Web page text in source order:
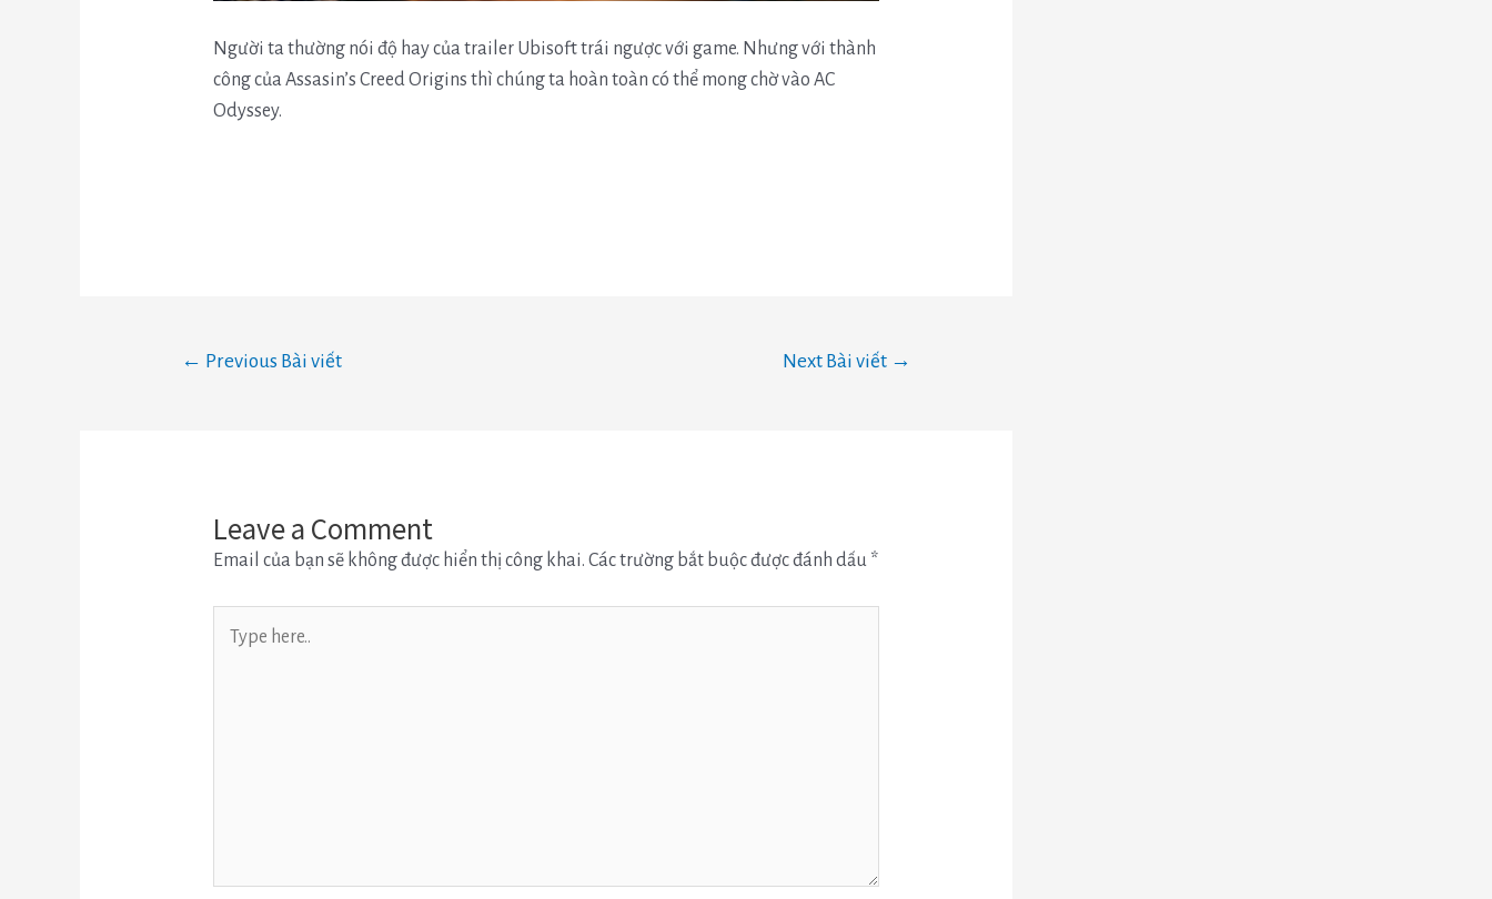
Người ta thường nói độ hay của trailer Ubisoft trái ngược với game. Nhưng với thành
công của Assasin’s Creed Origins thì chúng ta hoàn toàn có thể mong chờ vào AC
Odyssey.
← Previous Bài viết Next Bài viết →
Leave a Comment
Email của bạn sẽ không được hiển thị công khai. Các trường bắt buộc được đánh dấu *
here..